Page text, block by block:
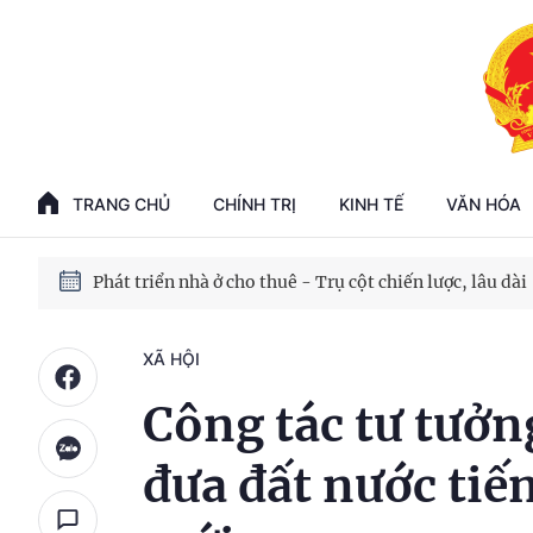
TRANG CHỦ CHÍNH TRỊ KINH TẾ VĂN HÓA
Phát triển nhà ở cho thuê - Trụ cột chiến lược, lâu dài
Phát triển kinh tế nhà nước trong kỷ nguyên mới
XÃ HỘI
Công tác tư
đưa đất nước